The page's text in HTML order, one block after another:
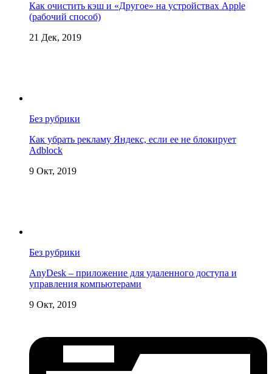
Как очистить кэш и «Другое» на устройствах Apple
(рабочий способ)
21 Дек, 2019
Без рубрики
Как убрать рекламу Яндекс, если ее не блокирует
Adblock
9 Окт, 2019
Без рубрики
AnyDesk – приложение для удаленного доступа и
управления компьютерами
9 Окт, 2019